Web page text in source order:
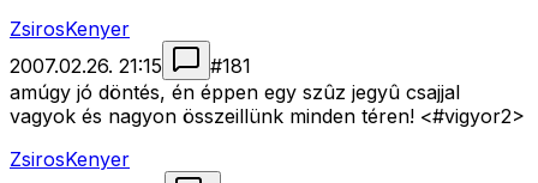
ZsirosKenyer
2007.02.26. 21:15
#181
amúgy jó döntés, én éppen egy szûz jegyû csajjal
vagyok és nagyon összeillünk minden téren! <#vigyor2>
ZsirosKenyer